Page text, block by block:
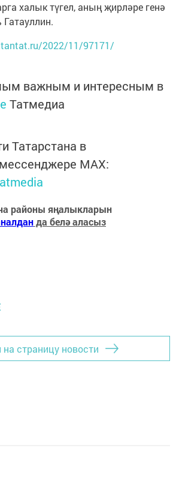
халык түгел, аның җирләре генә
Гатауллин.
2022/11/97171/
важным и интересным в
Татмедиа
Татарстана в
MАХ:
районы яңалыкларын
да белә аласыз
на страницу новости